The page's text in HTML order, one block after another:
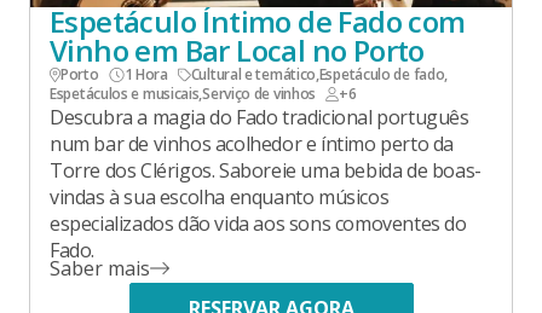
Espetáculo Íntimo de Fado com
Vinho em Bar Local no Porto
Porto 1 Hora Cultural e temático,Espetáculo de fado,
Espetáculos e musicais,Serviço de vinhos +6
Descubra a magia do Fado tradicional português
num bar de vinhos acolhedor e íntimo perto da
Torre dos Clérigos. Saboreie uma bebida de boas-
vindas à sua escolha enquanto músicos
especializados dão vida aos sons comoventes do
Fado.
Saber mais